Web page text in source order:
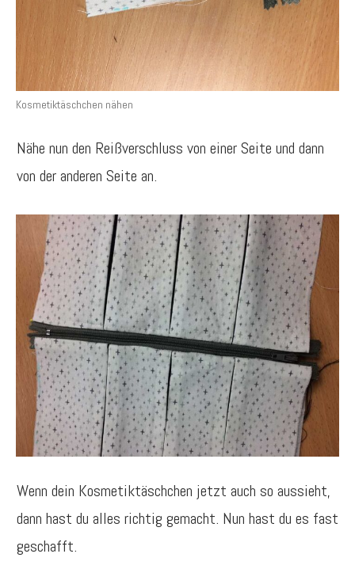
Kosmetiktäschchen nähen
Nähe nun den Reißverschluss von einer Seite und dann
von der anderen Seite an.
Wenn dein Kosmetiktäschchen jetzt auch so aussieht,
dann hast du alles richtig gemacht. Nun hast du es fast
geschafft.